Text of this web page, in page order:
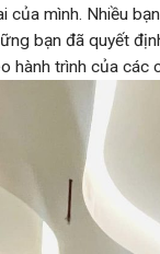
của mình. Nhiều
bạn đã quyết
hành trình của